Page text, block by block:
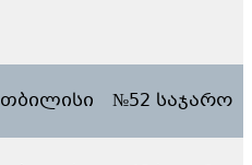
თბილისი №52 საჯარო